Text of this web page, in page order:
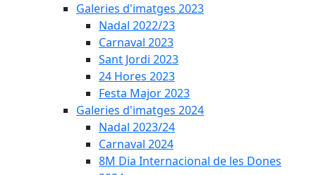
Galeries d'imatges 2023
Nadal 2022/23
Carnaval 2023
Sant Jordi 2023
24 Hores 2023
Festa Major 2023
Galeries d'imatges 2024
Nadal 2023/24
Carnaval 2024
8M Dia Internacional de les Dones